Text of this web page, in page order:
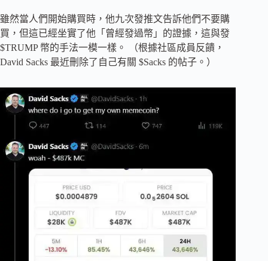
雖然當人們開始購買時，他九次發推文告訴他們不要購
買，但這已經坐實了他「曾經發過幣」的證據，這與發
$TRUMP 幣的手法一模一樣。 （根據社區成員反饋，
David Sacks 最近刪除了自己有關 $Sacks 的帖子。）